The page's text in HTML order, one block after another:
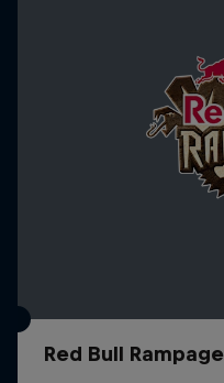
Red Bull Rampage